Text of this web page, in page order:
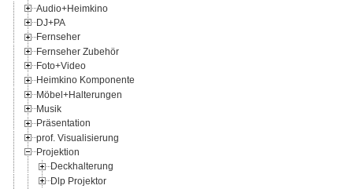
Audio+Heimkino
DJ+PA
Fernseher
Fernseher Zubehör
Foto+Video
Heimkino Komponente
Möbel+Halterungen
Musik
Präsentation
prof. Visualisierung
Projektion
Deckhalterung
Dlp Projektor